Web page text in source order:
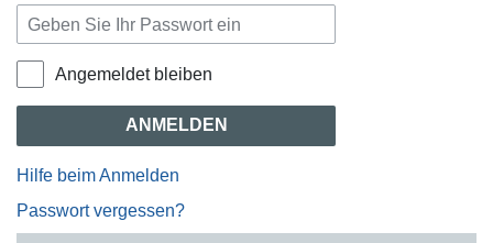
Angemeldet bleiben
ANMELDEN
Hilfe beim Anmelden
Passwort vergessen?